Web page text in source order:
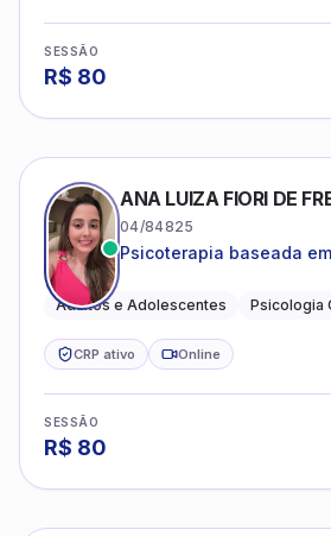
SESSÃO
R$ 80
ANA LUIZA FIORI DE
04/84825
Psicoterapia baseada
Adultos e Adolescentes Psicologia
CRP ativo Online
SESSÃO
R$ 80